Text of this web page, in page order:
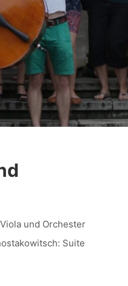
und Orchester
Suite